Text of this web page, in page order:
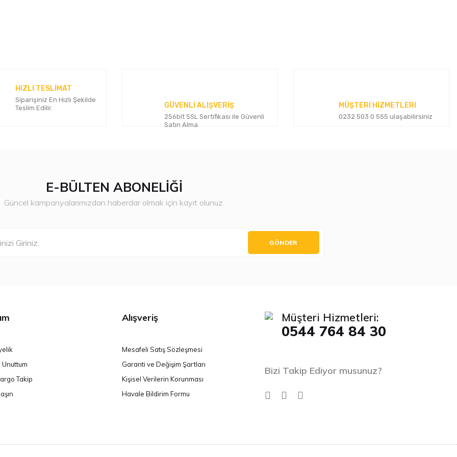
Gönder
HIZLI TESLİMAT
Siparişiniz En Hızlı Şekilde
Teslim Edilir.
GÜVENLİ ALIŞVERİŞ
256bit SSL Sertifikası ile Güvenli
Satın Alma
MÜŞTERİ HİZMETLERİ
0232 503 0 555 ulaşabilirsiniz
E-BÜLTEN ABONELİĞİ
Güncel kampanyalarımızdan haberdar olmak için kayıt olunuz.
GÖNDER
Unuttum
Takip
Alışveriş
Mesafeli Satış Sözleşmesi
Garanti ve Değişim Şartları
Kişisel Verilerin Korunması
Havale Bildirim Formu
Müşteri Hizmetleri:
0544 764 84 30
Bizi Takip Ediyor musunuz?